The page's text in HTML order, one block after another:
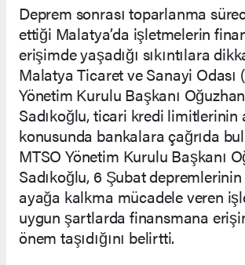
Deprem sonrası toparlanma
ettiği Malatya’da işletmelerin
erişimde yaşadığı sıkıntılara
Malatya Ticaret ve Sanayi Odası
Yönetim Kurulu Başkanı
Sadıkoğlu, ticari kredi limitlerinin
konusunda bankalara çağrıda
MTSO Yönetim Kurulu Başkanı
Sadıkoğlu, 6 Şubat
ayağa kalkma mücadele veren
uygun şartlarda finansmana
önem taşıdığını belirtti.